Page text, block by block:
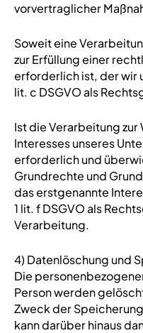
vorvertraglicher
Soweit eine
zur Erfüllung einer
erforderlich ist, der wir
lit. c DSGVO als
Ist die Verarbeitung
Interesses unseres
erforderlich und
Grundrechte und
das erstgenannte
1 lit. f DSGVO als
Verarbeitung.
4) Datenlöschung und
Die
Person werden
Zweck der
kann darüber hinaus